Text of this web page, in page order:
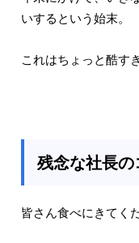
いするという始末。
これはちょっと酷す
残念な社長の
皆さん食べにきてく